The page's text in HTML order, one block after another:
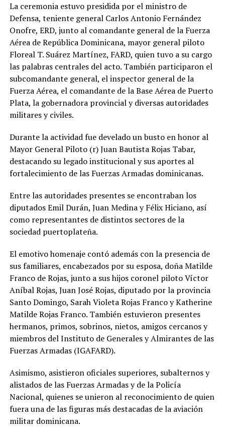
La ceremonia estuvo presidida por el ministro de
Defensa, teniente general Carlos Antonio Fernández
Onofre, ERD, junto al comandante general de la Fuerza
Aérea de República Dominicana, mayor general piloto
Floreal T. Suárez Martínez, FARD, quien tuvo a su cargo
las palabras centrales del acto. También participaron el
subcomandante general, el inspector general de la
Fuerza Aérea, el comandante de la Base Aérea de Puerto
Plata, la gobernadora provincial y diversas autoridades
militares y civiles.
Durante la actividad fue develado un busto en honor al
Mayor General Piloto (r) Juan Bautista Rojas Tabar,
destacando su legado institucional y sus aportes al
fortalecimiento de las Fuerzas Armadas dominicanas.
Entre las autoridades presentes se encontraban los
diputados Emil Durán, Juan Medina y Félix Hiciano, así
como representantes de distintos sectores de la
sociedad puertoplateña.
El emotivo homenaje contó además con la presencia de
sus familiares, encabezados por su esposa, doña Matilde
Franco de Rojas, junto a sus hijos coronel piloto Víctor
Aníbal Rojas, Juan José Rojas, diputado por la provincia
Santo Domingo, Sarah Violeta Rojas Franco y Katherine
Matilde Rojas Franco. También estuvieron presentes
hermanos, primos, sobrinos, nietos, amigos cercanos y
miembros del Instituto de Generales y Almirantes de las
Fuerzas Armadas (IGAFARD).
Asimismo, asistieron oficiales superiores, subalternos y
alistados de las Fuerzas Armadas y de la Policía
Nacional, quienes se unieron al reconocimiento de quien
fuera una de las figuras más destacadas de la aviación
militar dominicana.